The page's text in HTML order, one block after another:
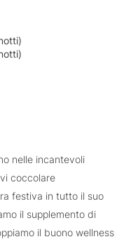
nelle incantevoli
coccolare
festiva in tutto il suo
il supplemento di
il buono wellness